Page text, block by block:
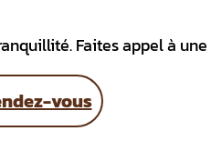
Faites appel à
vous